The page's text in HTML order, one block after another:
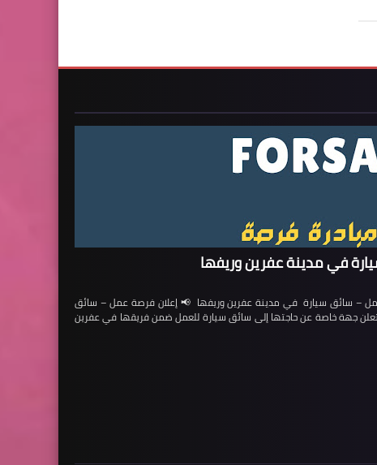
في مدينة عفرين وريفها
سائق سيارة في مدينة عفرين وريفها 📢 إعلان فرصة عمل – سائق
جهة خاصة عن حاجتها إلى سائق سيارة للعمل ضمن فريقها في عفرين